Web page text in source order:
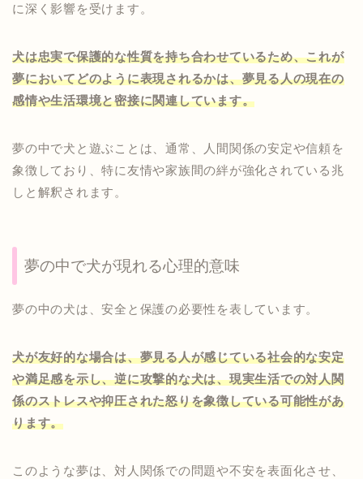
に深く影響を受けます。
犬は忠実で保護的な性質を持ち合わせているため、これが
夢においてどのように表現されるかは、夢見る人の現在の
感情や生活環境と密接に関連しています。
夢の中で犬と遊ぶことは、通常、人間関係の安定や信頼を
象徴しており、特に友情や家族間の絆が強化されている兆
しと解釈されます。
夢の中で犬が現れる心理的意味
夢の中の犬は、安全と保護の必要性を表しています。
犬が友好的な場合は、夢見る人が感じている社会的な安定
や満足感を示し、逆に攻撃的な犬は、現実生活での対人関
係のストレスや抑圧された怒りを象徴している可能性があ
ります。
このような夢は、対人関係での問題や不安を表面化させ、